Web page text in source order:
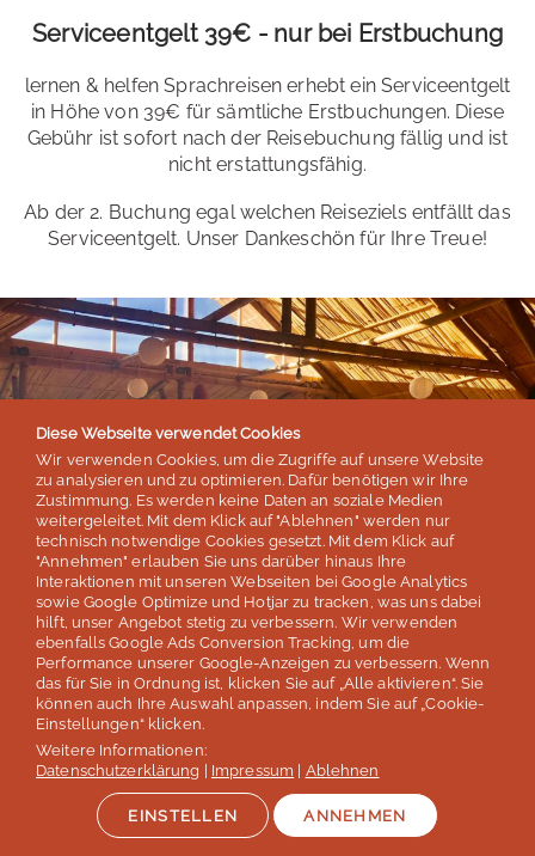
Serviceentgelt 39€ - nur bei Erstbuchung
lernen & helfen Sprachreisen erhebt ein Serviceentgelt
in Höhe von 39€ für sämtliche Erstbuchungen. Diese
Gebühr ist sofort nach der Reisebuchung fällig und ist
nicht erstattungsfähig.
Ab der 2. Buchung egal welchen Reiseziels entfällt das
Serviceentgelt. Unser Dankeschön für Ihre Treue!
YOGA & SPRACHREISE ATITLANSEE
Diese Webseite verwendet Cookies
Wir verwenden Cookies, um die Zugriffe auf unsere Website
zu analysieren und zu optimieren. Dafür benötigen wir Ihre
Zustimmung. Es werden keine Daten an soziale Medien
weitergeleitet. Mit dem Klick auf "Ablehnen" werden nur
technisch notwendige Cookies gesetzt. Mit dem Klick auf
"Annehmen" erlauben Sie uns darüber hinaus Ihre
Interaktionen mit unseren Webseiten bei Google Analytics
sowie Google Optimize und Hotjar zu tracken, was uns dabei
hilft, unser Angebot stetig zu verbessern. Wir verwenden
ebenfalls Google Ads Conversion Tracking, um die
Performance unserer Google-Anzeigen zu verbessern. Wenn
das für Sie in Ordnung ist, klicken Sie auf „Alle aktivieren“. Sie
können auch Ihre Auswahl anpassen, indem Sie auf „Cookie-
Einstellungen“ klicken.
Weitere Informationen:
Datenschutzerklärung
Impressum Ablehnen
EINSTELLEN ANNEHMEN